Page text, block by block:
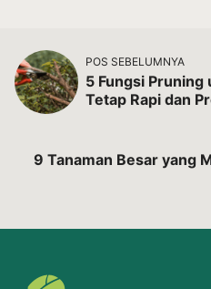
POS SEBELUMNYA
5 Fungsi Pruning
Tetap Rapi dan
9 Tanaman Besar yang